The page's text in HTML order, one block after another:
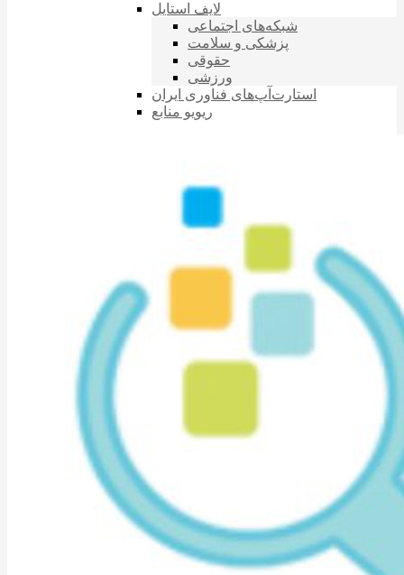
لایف استایل
شبکه‌های اجتماعی
پزشکی و سلامت
حقوقی
ورزشی
استارت‌آپ‌های فناوری ایران
ریویو منابع